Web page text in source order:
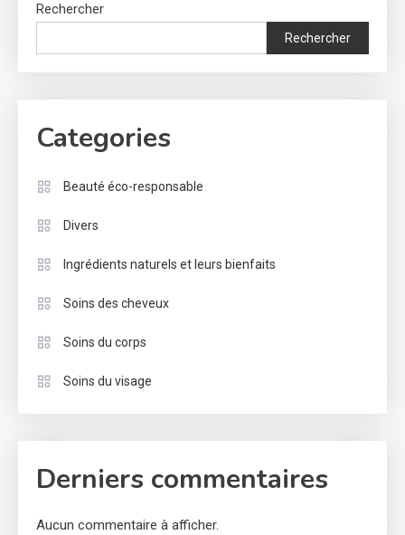
Rechercher
Rechercher
Categories
Beauté éco-responsable
Divers
Ingrédients naturels et leurs bienfaits
Soins des cheveux
Soins du corps
Soins du visage
Derniers commentaires
Aucun commentaire à afficher.